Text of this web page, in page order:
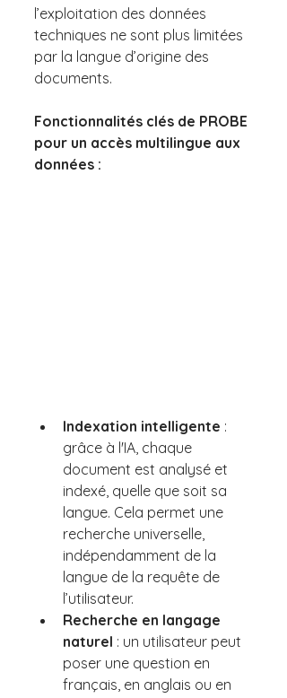
l’exploitation des données
techniques ne sont plus limitées
par la langue d’origine des
documents.
Fonctionnalités clés de PROBE
pour un accès multilingue aux
données :
Indexation intelligente :
grâce à l'IA, chaque
document est analysé et
indexé, quelle que soit sa
langue. Cela permet une
recherche universelle,
indépendamment de la
langue de la requête de
l’utilisateur.
Recherche en langage
naturel : un utilisateur peut
poser une question en
français, en anglais ou en